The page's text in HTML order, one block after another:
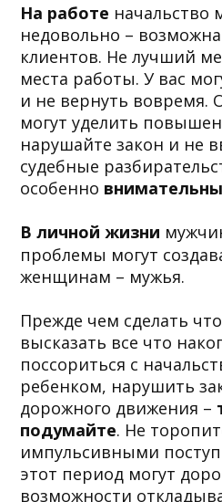
На работе начальство
недовольно –
клиентов. Не лучший
места работы. У вас
и не вернуть вовремя.
могут уделить
нарушайте закон и не
судебные
особенно
В личной жизни
проблемы могут
женщинам – мужья.
Прежде чем сделать
высказать все что
поссориться с
ребенком, нарушить
дорожного движения –
подумайте. Не
импульсивными
этот период могут
возможности